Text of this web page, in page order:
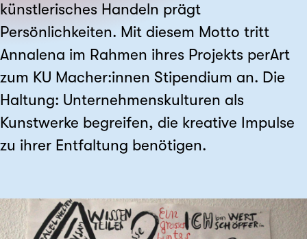
künstlerisches Handeln prägt
Persönlichkeiten. Mit diesem Motto tritt
Annalena im Rahmen ihres Projekts perArt
zum KU Macher:innen Stipendium an. Die
Haltung: Unternehmenskulturen als
Kunstwerke begreifen, die kreative Impulse
zu ihrer Entfaltung benötigen.